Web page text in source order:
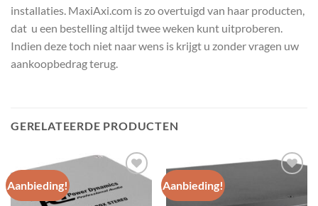
installaties. MaxiAxi.com is zo overtuigd van haar producten,
dat u een bestelling altijd twee weken kunt uitproberen.
Indien deze toch niet naar wens is krijgt u zonder vragen uw
aankoopbedrag terug.
GERELATEERDE PRODUCTEN
Aanbieding! Aanbieding!